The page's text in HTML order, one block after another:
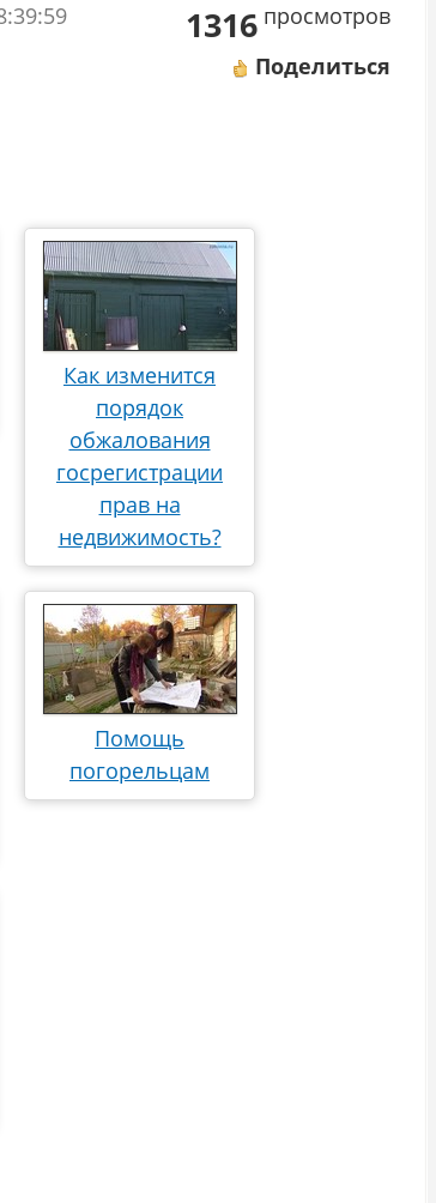
1316 просмотров
Поделиться
Как изменится
порядок
обжалования
госрегистрации
прав на
недвижимость?
Помощь
погорельцам